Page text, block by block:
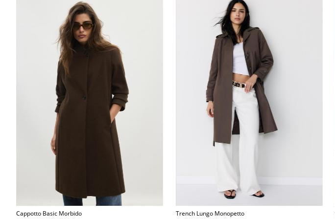
Cappotto Basic Morbido
Trench Lungo Monopetto